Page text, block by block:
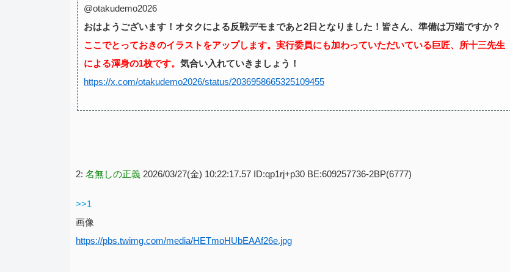
@otakudemo2026
おはようございます！オタクによる反戦デモまであと2日となりました！皆さん、準備は万端ですか？
ここでとっておきのイラストをアップします。実行委員にも加わっていただいている巨匠、所十三先生
による渾身の1枚です。 気合い入れていきましょう！
https://x.com/otakudemo2026/status/2036958665325109455
2: 名無しの正義 2026/03/27(金) 10:22:17.57 ID:qp1rj+p30 BE:609257736-2BP(6777)
>>1
画像
https://pbs.twimg.com/media/HETmoHUbEAAf26e.jpg